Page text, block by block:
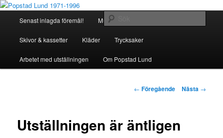
Hoppa
innehållPopstad Lund 1971-1996
Föremålsinsamling
Senast inlagda föremål! Musikinstrument
Skivor & kassetter Kläder Trycksaker
Arbetet med utställningen Om Popstad Lund
Inläggsnavigering
← Föregående Nästa →
Utställningen är äntligen